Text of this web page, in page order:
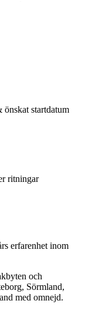
startdatum
ritningar
erfarenhet inom
och
Sörmland,
med omnejd.